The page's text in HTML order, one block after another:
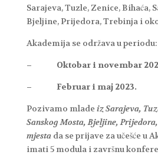
Sarajeva, Tuzle, Zenice, Bihaća,
Bjeljine, Prijedora, Trebinja i
Akademija se održava u periodu:
– Oktobar i novembar
– Februar i maj 2023.
Pozivamo mlade iz Sarajeva,
Sanskog Mosta, Bjeljine,
mjestada se prijave za učešće u
imati 5 modula i završnu